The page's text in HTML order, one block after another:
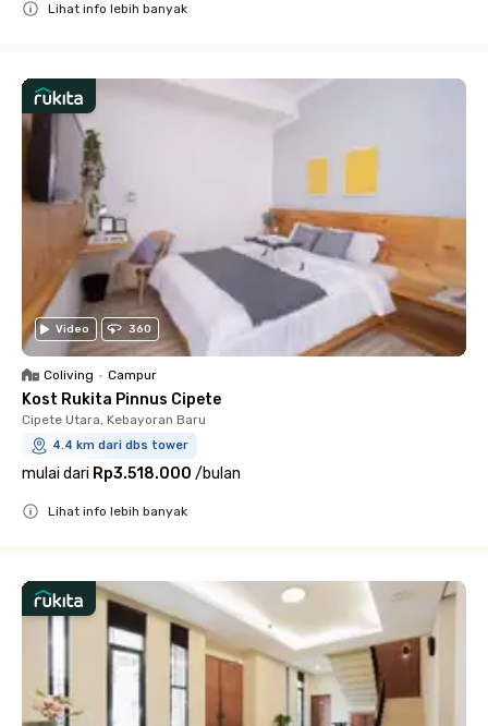
Lihat info lebih banyak
Video 360
Coliving • Campur
Kost Rukita Pinnus Cipete
Cipete Utara, Kebayoran Baru
4.4 km dari dbs tower
mulai dari Rp3.518.000 /bulan
Lihat info lebih banyak